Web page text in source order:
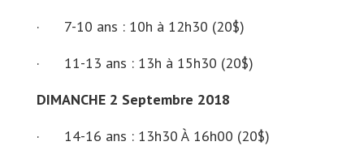
· 7-10 ans : 10h à 12h30 (20$)
· 11-13 ans : 13h à 15h30 (20$)
DIMANCHE 2 Septembre 2018
· 14-16 ans : 13h30 À 16h00 (20$)